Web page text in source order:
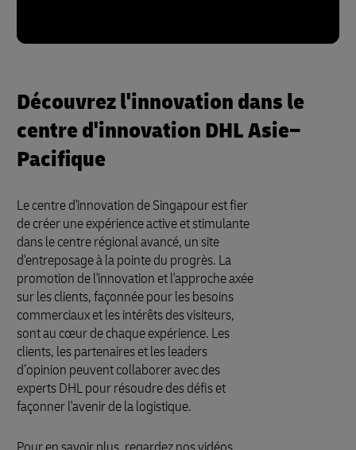
Découvrez l'innovation dans le
centre d'innovation DHL Asie–
Pacifique
Le centre d'innovation de Singapour est fier
de créer une expérience active et stimulante
dans le centre régional avancé, un site
d'entreposage à la pointe du progrès. La
promotion de l'innovation et l'approche axée
sur les clients, façonnée pour les besoins
commerciaux et les intérêts des visiteurs,
sont au cœur de chaque expérience. Les
clients, les partenaires et les leaders
d’opinion peuvent collaborer avec des
experts DHL pour résoudre des défis et
façonner l'avenir de la logistique.